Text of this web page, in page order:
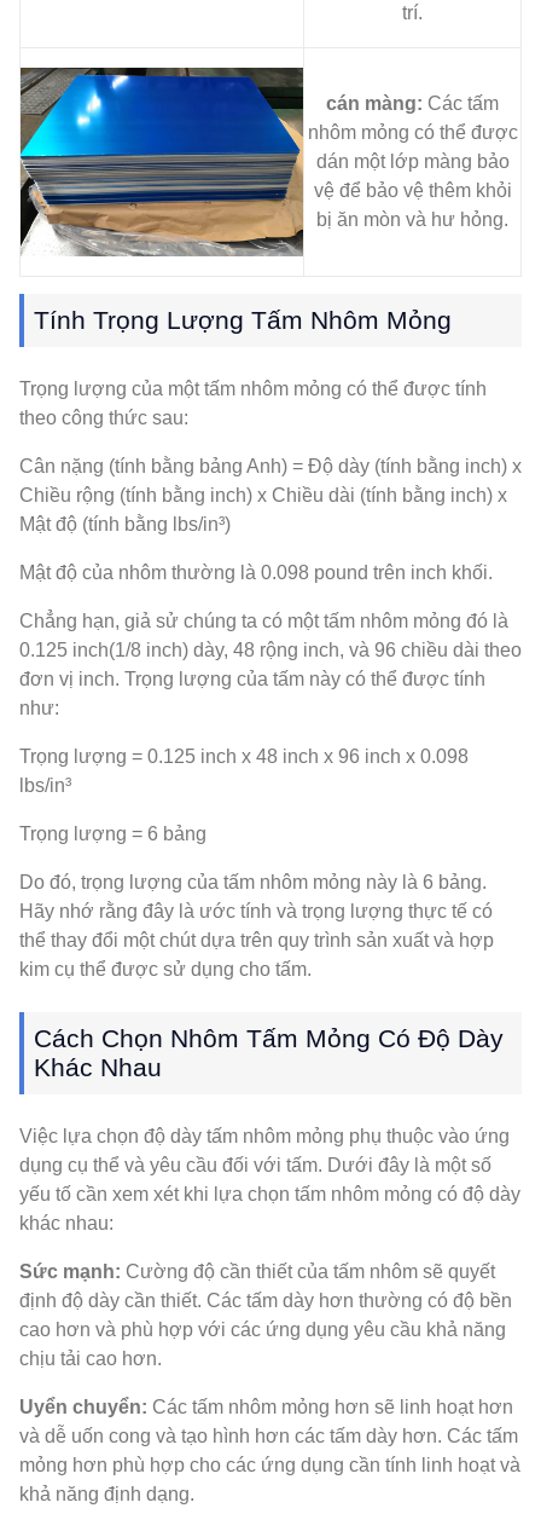
trí.
cán màng: Các tấm
nhôm mỏng có thể được
dán một lớp màng bảo
vệ để bảo vệ thêm khỏi
bị ăn mòn và hư hỏng.
Tính Trọng Lượng Tấm Nhôm Mỏng
Trọng lượng của một tấm nhôm mỏng có thể được tính
theo công thức sau:
Cân nặng (tính bằng bảng Anh) = Độ dày (tính bằng inch) x
Chiều rộng (tính bằng inch) x Chiều dài (tính bằng inch) x
Mật độ (tính bằng lbs/in³)
Mật độ của nhôm thường là 0.098 pound trên inch khối.
Chẳng hạn, giả sử chúng ta có một tấm nhôm mỏng đó là
0.125 inch(1/8 inch) dày, 48 rộng inch, và 96 chiều dài theo
đơn vị inch. Trọng lượng của tấm này có thể được tính
như:
Trọng lượng = 0.125 inch x 48 inch x 96 inch x 0.098
lbs/in³
Trọng lượng = 6 bảng
Do đó, trọng lượng của tấm nhôm mỏng này là 6 bảng.
Hãy nhớ rằng đây là ước tính và trọng lượng thực tế có
thể thay đổi một chút dựa trên quy trình sản xuất và hợp
kim cụ thể được sử dụng cho tấm.
Cách Chọn Nhôm Tấm Mỏng Có Độ Dày
Khác Nhau
Việc lựa chọn độ dày tấm nhôm mỏng phụ thuộc vào ứng
dụng cụ thể và yêu cầu đối với tấm. Dưới đây là một số
yếu tố cần xem xét khi lựa chọn tấm nhôm mỏng có độ dày
khác nhau:
Sức mạnh: Cường độ cần thiết của tấm nhôm sẽ quyết
định độ dày cần thiết. Các tấm dày hơn thường có độ bền
cao hơn và phù hợp với các ứng dụng yêu cầu khả năng
chịu tải cao hơn.
Uyển chuyển: Các tấm nhôm mỏng hơn sẽ linh hoạt hơn
và dễ uốn cong và tạo hình hơn các tấm dày hơn. Các tấm
mỏng hơn phù hợp cho các ứng dụng cần tính linh hoạt và
khả năng định dạng.